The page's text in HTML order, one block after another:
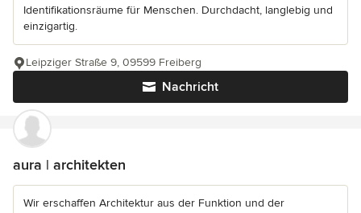
Identifikationsräume für Menschen. Durchdacht, langlebig und
einzigartig.
Nachricht
Leipziger Straße 9, 09599 Freiberg
aura | architekten
Wir erschaffen Architektur aus der Funktion und der